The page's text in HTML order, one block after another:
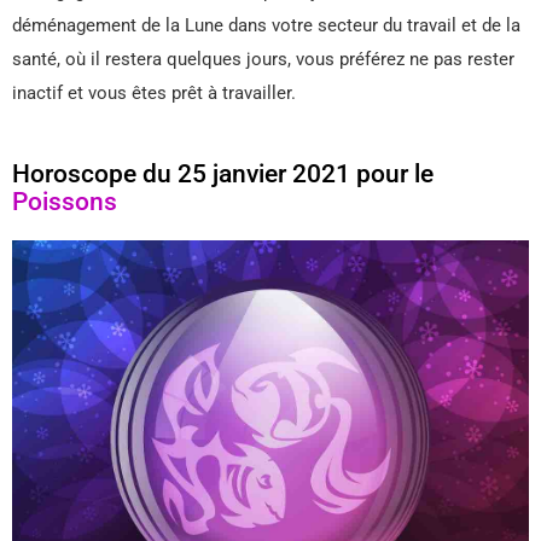
déménagement de la Lune dans votre secteur du travail et de la
santé, où il restera quelques jours, vous préférez ne pas rester
inactif et vous êtes prêt à travailler.
Horoscope du 25 janvier 2021 pour le
Poissons